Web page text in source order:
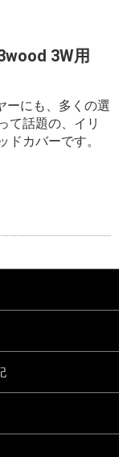
3W用
ーにも、多くの選
て話題の、イリ
ドカバーです。